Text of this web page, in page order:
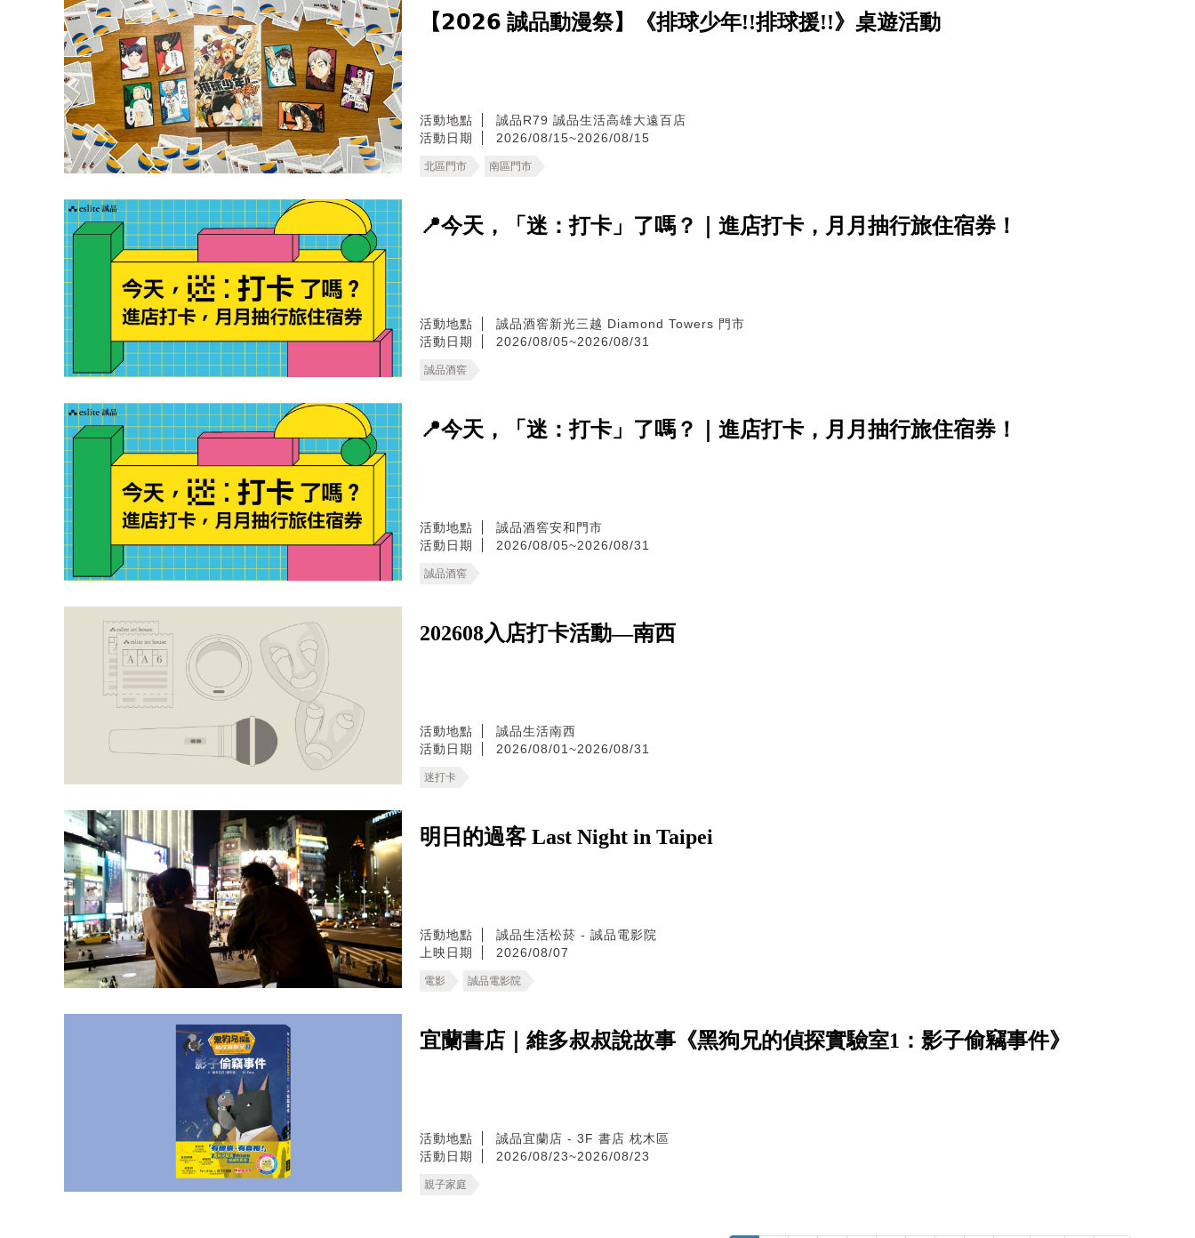
【𝟮𝟬𝟮𝟲 誠品動漫祭】《排球少年!!排球援!!》桌遊活動
活動地點 誠品R79 誠品生活高雄大遠百店
活動日期
2026/08/15~2026/08/15
北區門市 南區門市
📍今天，「迷：打卡」了嗎？｜進店打卡，月月抽行旅住宿券！
活動地點
誠品酒窖新光三越 Diamond Towers 門市
活動日期
2026/08/05~2026/08/31
誠品酒窖
📍今天，「迷：打卡」了嗎？｜進店打卡，月月抽行旅住宿券！
活動地點
誠品酒窖安和門市
活動日期
2026/08/05~2026/08/31
誠品酒窖
202608入店打卡活動—南西
活動地點
誠品生活南西
活動日期
2026/08/01~2026/08/31
迷打卡
明日的過客 Last Night in Taipei
活動地點
誠品生活松菸 - 誠品電影院
上映日期
2026/08/07
電影 誠品電影院
宜蘭書店｜維多叔叔說故事《黑狗兄的偵探實驗室1：影子偷竊事件》
活動地點
誠品宜蘭店 - 3F 書店 枕木區
活動日期
2026/08/23~2026/08/23
親子家庭